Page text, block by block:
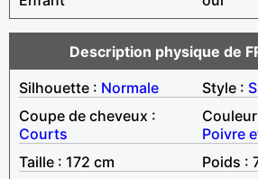
Description physique de
Silhouette : Normale Style :
Coupe de cheveux :
Courts
Poivre
Taille : 172 cm
Poids :